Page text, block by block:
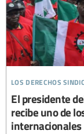
los derechos
El presidente
recibe uno de
internacionales